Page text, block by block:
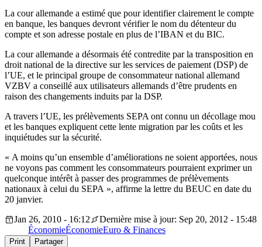
La cour allemande a estimé que pour identifier clairement le compte
en banque, les banques devront vérifier le nom du détenteur du
compte et son adresse postale en plus de l’IBAN et du BIC.
La cour allemande a désormais été contredite par la transposition en
droit national de la directive sur les services de paiement (DSP) de
l’UE, et le principal groupe de consommateur national allemand
VZBV a conseillé aux utilisateurs allemands d’être prudents en
raison des changements induits par la DSP.
A travers l’UE, les prélèvements SEPA ont connu un décollage mou
et les banques expliquent cette lente migration par les coûts et les
inquiétudes sur la sécurité.
« A moins qu’un ensemble d’améliorations ne soient apportées, nous
ne voyons pas comment les consommateurs pourraient exprimer un
quelconque intérêt à passer des programmes de prélèvements
nationaux à celui du SEPA », affirme la lettre du BEUC en date du
20 janvier.
Jan 26, 2010 - 16:12
Dernière mise à jour: Sep 20, 2012 - 15:48
ÉconomieÉconomieEuro & Finances
Print Partager